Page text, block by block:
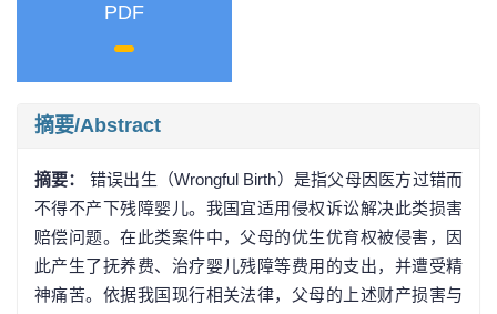
PDF
摘要/Abstract
摘要： 错误出生（Wrongful Birth）是指父母因医方过错而
不得不产下残障婴儿。我国宜适用侵权诉讼解决此类损害
赔偿问题。在此类案件中，父母的优生优育权被侵害，因
此产生了抚养费、治疗婴儿残障等费用的支出，并遭受精
神痛苦。依据我国现行相关法律，父母的上述财产损害与